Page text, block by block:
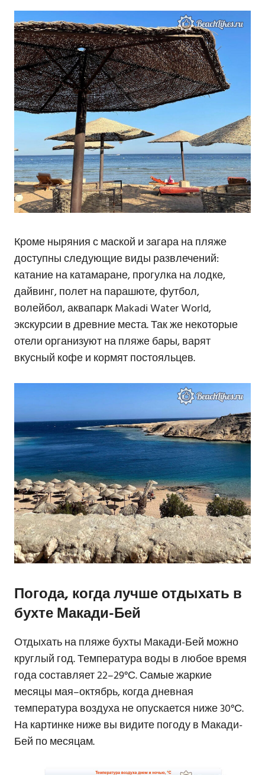
Кроме ныряния с маской и загара на пляже
доступны следующие виды развлечений:
катание на катамаране, прогулка на лодке,
дайвинг, полет на парашюте, футбол,
волейбол, аквапарк Makadi Water World,
экскурсии в древние места. Так же некоторые
отели организуют на пляже бары, варят
вкусный кофе и кормят постояльцев.
Погода, когда лучше отдыхать в
бухте Макади-Бей
Отдыхать на пляже бухты Макади-Бей можно
круглый год. Температура воды в любое время
года составляет 22–29°С. Самые жаркие
месяцы мая–октябрь, когда дневная
температура воздуха не опускается ниже 30°С.
На картинке ниже вы видите погоду в Макади-
Бей по месяцам.